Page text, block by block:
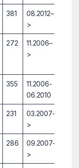
381
08.2012–
>
272
11.2006–
>
355
11.2006-
06.2010
231
03.2007–
>
286
09.2007–
>